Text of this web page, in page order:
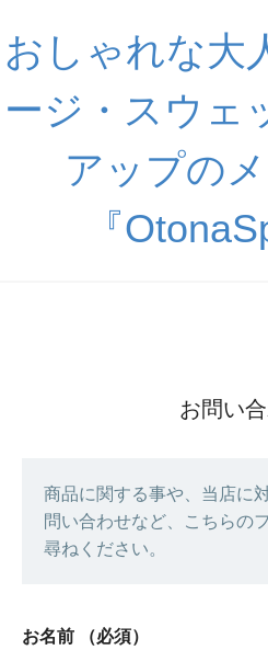
おしゃれな大
ージ・スウェ
アップの
『
お問い
商品に関する事や、当店に
問い合わせなど、こちらの
尋ねください。
お名前 （必須）